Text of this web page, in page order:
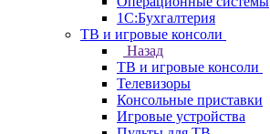
1С:Бухгалтерия
ТВ и игровые консоли
Назад
ТВ и игровые консоли
Телевизоры
Консольные приставки
Игровые устройства